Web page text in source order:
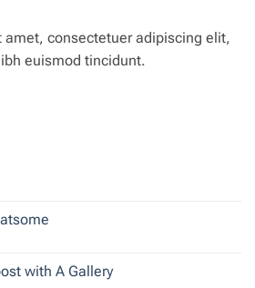
amet, consectetuer adipiscing elit,
euismod tincidunt.
with A Gallery